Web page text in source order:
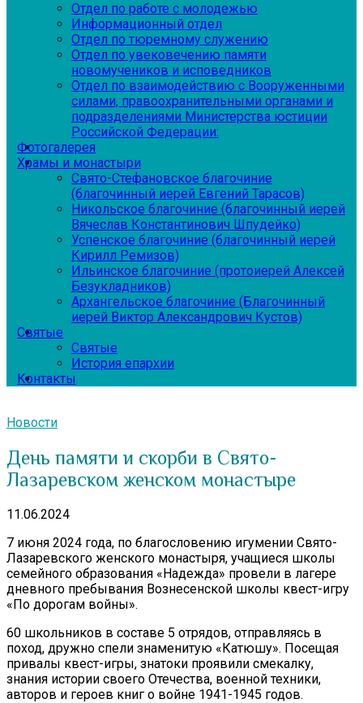
Отдел по работе с молодежью
Информационный отдел
Отдел по тюремному служению
Отдел по увековечению памяти
новомучеников и исповедников
Отдел по взаимодействию с Вооруженными
силами, правоохранительными органами и
подразделениями Министерства юстиции
Российской Федерации:
Фотогалерея
Храмы и монастыри
Свято-Стефановское благочиние
(благочинный иерей Евгений Тарасов)
Никольское благочиние (благочинный иерей
Вячеслав Константинович Шпудейко)
Успенское благочиние (благочинный иерей
Кирилл Ремизов)
Ильинское благочиние (протоиерей Алексей
Безукладников)
Архангельское благочиние (Благочинный
иерей Виктор Александрович Кустов)
Святые
Святые
История епархии
Контакты
Новости
День памяти и скорби в Свято-
Лазаревском женском монастыре
11.06.2024
7 июня 2024 года, по благословению игумении Свято-
Лазаревского женского монастыря, учащиеся школы
семейного образования «Надежда» провели в лагере
дневного пребывания Вознесенской школы квест-игру
«По дорогам войны».
60 школьников в составе 5 отрядов, отправляясь в
поход, дружно спели знаменитую «Катюшу». Посещая
привалы квест-игры, знатоки проявили смекалку,
знания истории своего Отечества, военной техники,
авторов и героев книг о войне 1941-1945 годов.